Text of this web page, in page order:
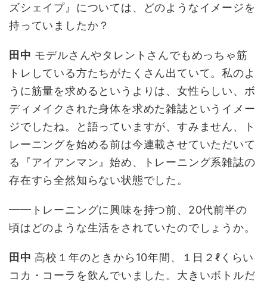
ズシェイプ』については、どのようなイメージを
持っていましたか？
田中 モデルさんやタレントさんでもめっちゃ筋
トレしている方たちがたくさん出ていて。私のよ
うに筋量を求めるというよりは、女性らしい、ボ
ディメイクされた身体を求めた雑誌というイメー
ジでしたね。と語っていますが、すみません、ト
レーニングを始める前は今連載させていただいて
る『アイアンマン』始め、トレーニング系雑誌の
存在すら全然知らない状態でした。
━━トレーニングに興味を持つ前、20代前半の
頃はどのような生活をされていたのでしょうか。
田中 高校１年のときから10年間、１日２ℓくらい
コカ・コーラを飲んでいました。大きいボトルだ